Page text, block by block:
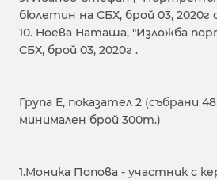
бюлетин на СБХ, брой 03, 2020г
10. Ноева Наташа, "Изложба
СБХ, брой 03, 2020г .
Група Е, показател 2 (събрани
минимален брой 300т.)
1.Моника Попова - участник с